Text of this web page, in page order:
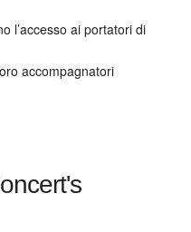
l’accesso ai portatori di
accompagnatori